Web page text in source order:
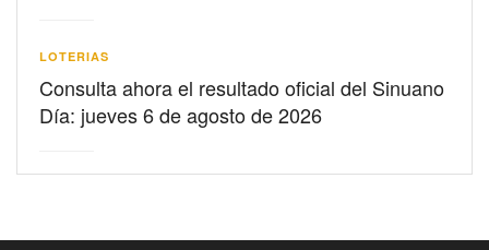
LOTERIAS
Consulta ahora el resultado oficial del Sinuano
Día: jueves 6 de agosto de 2026